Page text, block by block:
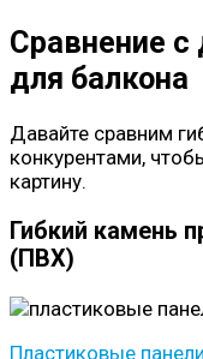
Сравнение
для балкона
Давайте сравним
конкурентами,
картину.
Гибкий камень
(ПВХ)
Пластиковые панели